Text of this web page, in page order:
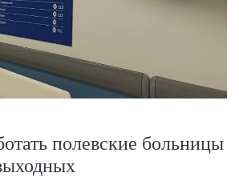
полевские больницы